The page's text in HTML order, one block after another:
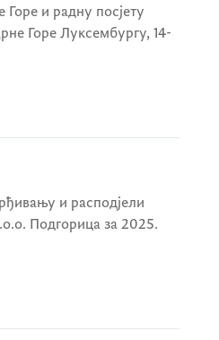
пуномоћника –
капитала на
пуномоћника –
капитала на
возних
и радну посјету
Горе Луксембургу, 14-
и расподјели
Подгорица за 2025.